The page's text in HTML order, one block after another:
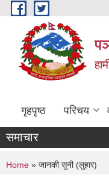
Skip to main content
गृहपृष्ठ परिचय
समाचार
You are here
Home » जानकी सुनी (लुहार)